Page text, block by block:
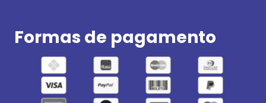
Formas de pagamento